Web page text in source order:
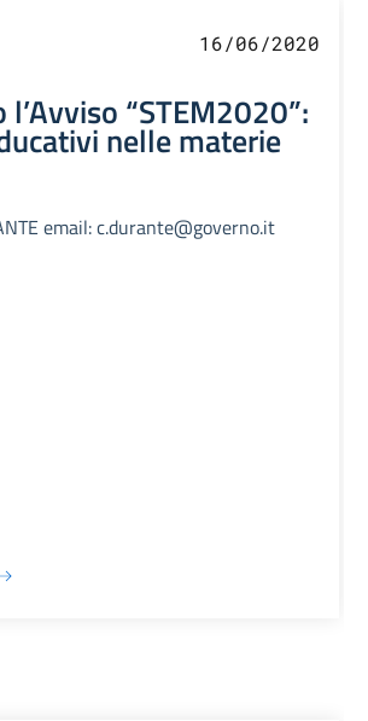
16/06/2020
“STEM2020”:
nelle materie
email: c.durante@governo.it